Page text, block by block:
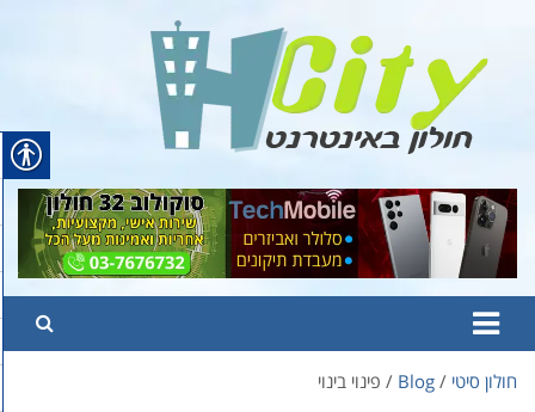
content
Hcity – חולון באינטרנט
פורטל החדשות והמידע של חולון
חולון סיטי Blog פינוי בינוי